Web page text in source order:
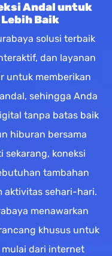
Andal untuk
Baik
solusi terbaik
dan layanan
untuk memberikan
sehingga Anda
tanpa batas baik
hiburan bersama
sekarang, koneksi
tambahan
aktivitas sehari-hari.
menawarkan
khusus untuk
dari internet